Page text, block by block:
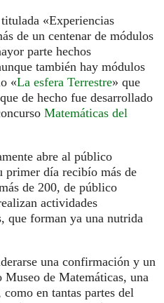
«Experiencias
de un centenar de módulos
parte hechos
también hay módulos
«La esfera Terrestre» que
de hecho fue desarrollado
Matemáticas del
abre al público
primer día recibío más de
de 200, de público
actividades
que forman ya una nutrida
una confirmación y un
Museo de Matemáticas, una
en tantas partes del